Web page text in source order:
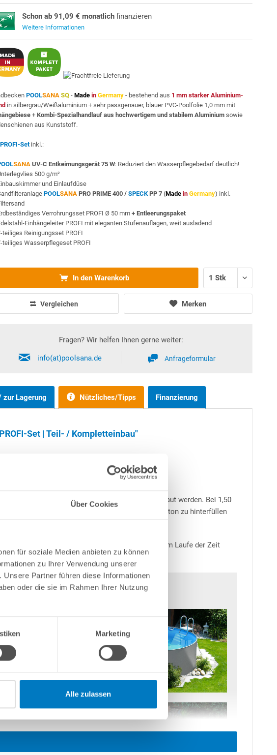
Über Cookies
für soziale Medien anbieten zu können
zu Ihrer Verwendung unserer
Partner führen diese Informationen
oder die sie im Rahmen Ihrer Nutzung
Marketing
Alle zulassen
Schon ab 91,09 € monatlich finanzieren
Weitere Informationen
POOLSANA SQ -Made in Germany - bestehend aus 1 mm starker Aluminium-
in silbergrau/Weißaluminium + sehr passgenauer, blauer PVC-Poolfolie 1,0 mm mit
+Kombi-Spezialhandlauf aus hochwertigem und stabilem Aluminium sowie
aus Kunststoff.
PROFI-Setinkl.:
SANA UV-C Entkeimungsgerät 75 W: Reduziert den Wasserpflegebedarf deutlich!
500 g/m²
und Einlaufdüse
POOLSANA PRO PRIME 400 / SPECKPP 7 (Made in Germany) inkl.
Verrohrungsset PROFI Ø 50 mm+ Entleerungspaket
Einhängeleiter PROFI mit eleganten Stufenauflagen, weit ausladend
teiliges Reinigungsset PROFI
teiliges Wasserpflegeset PROFI
In den Warenkorb
Vergleichen Merken
Fragen? Wir helfen Ihnen gerne weiter:
info(at)poolsana.de Anfrageformular
Finanzierung
zur Lagerung Nützliches/Tipps
Set | Teil- / Kompletteinbau"
frei aufgestellt oder teilweise bzw. ganz eingebaut werden. Bei 1,50
Bereich des Schwimmbeckens stets mit Magerbeton zu hinterfüllen
Aufstellvariante - immer zu empfehlen.
Von Salz ist abzuraten, da dies sich im Laufe der Zeit
Skimmer und
(RAL
mit dem